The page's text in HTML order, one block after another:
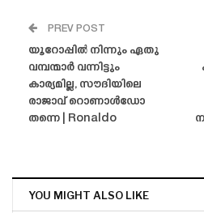
PREV POST
യൂറോപ്പിൽ നിന്നും ഏതു
വമ്പന്മാർ വന്നിട്ടും
കാര്യമില്ല, സൗദിയിലെ
രാജാവ് റൊണാൾഡോ
തന്നെ | Ronaldo
YOU MIGHT ALSO LIKE